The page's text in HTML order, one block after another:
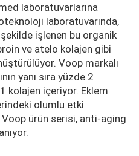
laboratuvarlarına
laboratuvarında,
işlenen bu organik
ve atelo kolajen gibi
Voop markalı
yanı sıra yüzde 2
kolajen içeriyor. Eklem
olumlu etki
ürün serisi, anti-aging